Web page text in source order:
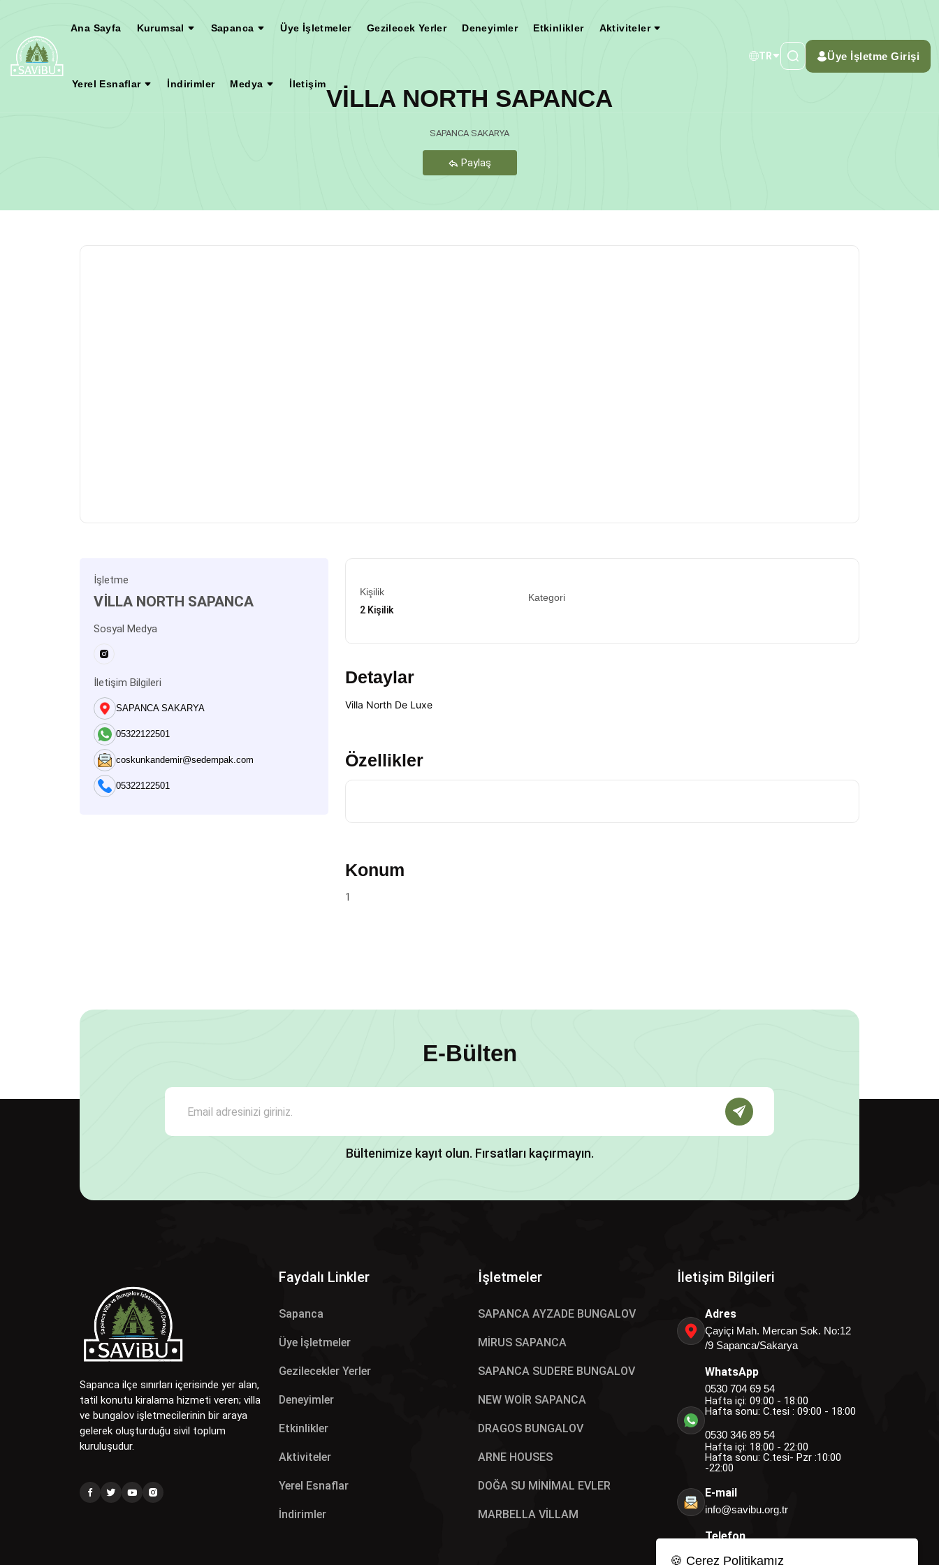
Ana Sayfa Kurumsal Sapanca Üye İşletmeler Gezilecek Yerler Deneyimler Etkinlikler Aktiviteler
Yerel Esnaflar İndirimler Medya İletişim
TR Üye İşletme Girişi
VİLLA NORTH SAPANCA
SAPANCA SAKARYA
Paylaş
Teşekkür Ederiz
İşletme
VİLLA NORTH SAPANCA
Sosyal Medya
İletişim Bilgileri
SAPANCA SAKARYA
05322122501
coskunkandemir@sedempak.com
05322122501
Kişilik
2 Kişilik
Kategori
Detaylar
Villa North De Luxe
Özellikler
Konum
1
E-Bülten
Bültenimize kayıt olun. Fırsatları kaçırmayın.
Sapanca ilçe sınırları içerisinde yer alan,
tatil konutu kiralama hizmeti veren; villa
ve bungalov işletmecilerinin bir araya
gelerek oluşturduğu sivil toplum
kuruluşudur.
Faydalı Linkler
Sapanca
Üye İşletmeler
Gezilecekler Yerler
Deneyimler
Etkinlikler
Aktiviteler
Yerel Esnaflar
İndirimler
İşletmeler
SAPANCA AYZADE BUNGALOV
MİRUS SAPANCA
SAPANCA SUDERE BUNGALOV
NEW WOİR SAPANCA
DRAGOS BUNGALOV
ARNE HOUSES
DOĞA SU MİNİMAL EVLER
MARBELLA VİLLAM
İletişim Bilgileri
Adres
Çayiçi Mah. Mercan Sok. No:12
/9 Sapanca/Sakarya
WhatsApp
0530 704 69 54
Hafta içi: 09:00 - 18:00
Hafta sonu: C.tesi : 09:00 - 18:00
0530 346 89 54
Hafta içi: 18:00 - 22:00
Hafta sonu: C.tesi- Pzr :10:00
-22:00
E-mail
info@savibu.org.tr
Telefon
🍪 Çerez Politikamız